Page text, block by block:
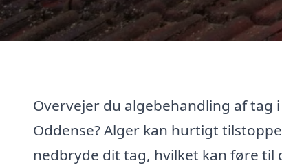
Overvejer du algebehandling af tag i
Oddense? Alger kan hurtigt
nedbryde dit tag, hvilket kan føre til